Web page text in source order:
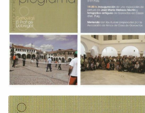
Cancionero Local
Apodos
Peñas